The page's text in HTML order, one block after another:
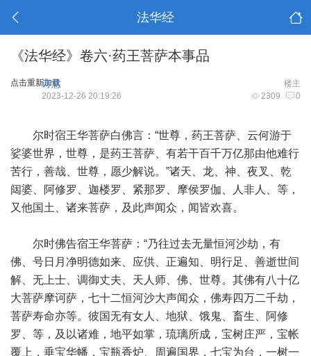
法华经
《法华经》卷六·药王菩萨本事品
点击重新加载 楼主
诗意
2309 0
2023-12-26 20:19:26
尔时宿王华菩萨白佛言：“世尊，药王菩萨、云何游于
娑婆世界，世尊，是药王菩萨、有若干百千万亿那由他难行
苦行，善哉、世尊，愿少解说。”诸天、龙、神、夜叉、乾
闼婆、阿修罗、迦楼罗、紧那罗、摩侯罗伽、人非人、等，
又他国土、诸来菩萨，及此声闻众，闻皆欢喜。
尔时佛告宿王华菩萨：“乃往过去无量恒河沙劫，有
佛、号日月净明德如来、应供、正遍知、明行足、善逝世间
解、无上士、调御丈夫、天人师、佛、世尊。其佛有八十亿
大菩萨摩诃萨，七十二恒河沙大声闻众，佛寿四万二千劫，
菩萨寿命亦等。彼国无有女人、地狱、饿鬼、畜生、阿修
罗、等，及以诸难，地平如掌，琉璃所成，宝树庄严，宝帐
覆上，垂宝华幡，宝瓶香炉、周遍国界，七宝为台，一树一